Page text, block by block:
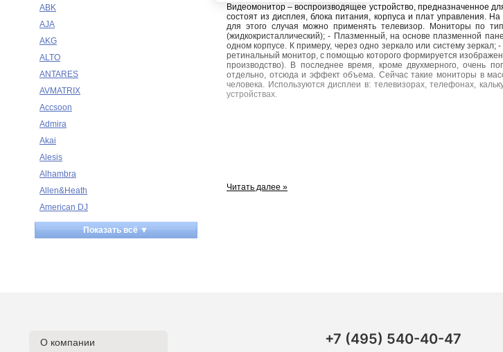
ABK
AJA
AKG
ALTO
ANTARES
AVMATRIX
Accsoon
Admira
Akai
Alesis
Alhambra
Allen&Heath
American DJ
Ampeg
Apart
Audac
Показать всё ▼
Видеомонитор – воспроизводящее устройство, предназначенное
состоят из дисплея, блока питания, корпуса и плат управления.
для этого случая можно применять телевизор. Мониторы по
(жидкокристаллический); - Плазменный, на основе плазменной
одном корпусе. К примеру, через одно зеркало или систему
ретинальный монитор, с помощью которого формируется
производство). В последнее время, кроме двухмерного, очень
отдельно, отсюда и эффект объема. Сейчас такие мониторы в
человека. Используются дисплеи в: телевизорах, телефонах,
устройствах.
Читать далее »
О компании +7 (495) 540-40-47